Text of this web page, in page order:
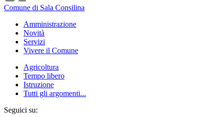
Comune di Sala Consilina
Amministrazione
Novità
Servizi
Vivere il Comune
Agricoltura
Tempo libero
Istruzione
Tutti gli argomenti...
Seguici su: